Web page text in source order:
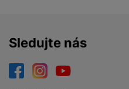
Sledujte nás